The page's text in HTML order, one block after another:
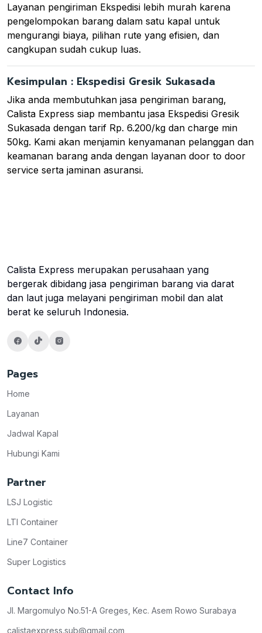
Layanan pengiriman Ekspedisi lebih murah karena
pengelompokan barang dalam satu kapal untuk
mengurangi biaya, pilihan rute yang efisien, dan
cangkupan sudah cukup luas.
Kesimpulan : Ekspedisi Gresik Sukasada
Jika anda membutuhkan jasa pengiriman barang,
Calista Express siap membantu jasa Ekspedisi Gresik
Sukasada dengan tarif Rp. 6.200/kg dan charge min
50kg. Kami akan menjamin kenyamanan pelanggan dan
keamanan barang anda dengan layanan door to door
service serta jaminan asuransi.
Calista Express merupakan perusahaan yang
bergerak dibidang jasa pengiriman barang via darat
dan laut juga melayani pengiriman mobil dan alat
berat ke seluruh Indonesia.
Pages
Home
Layanan
Jadwal Kapal
Hubungi Kami
Partner
LSJ Logistic
LTI Container
Line7 Container
Super Logistics
Contact Info
Jl. Margomulyo No.51-A Greges, Kec. Asem Rowo Surabaya
calistaexpress.sub@gmail.com